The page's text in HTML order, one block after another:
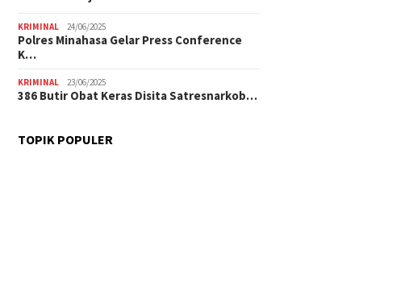
KRIMINAL 24/06/2025
Polres Minahasa Gelar Press Conference
K…
KRIMINAL 23/06/2025
386 Butir Obat Keras Disita Satresnarkob…
TOPIK POPULER